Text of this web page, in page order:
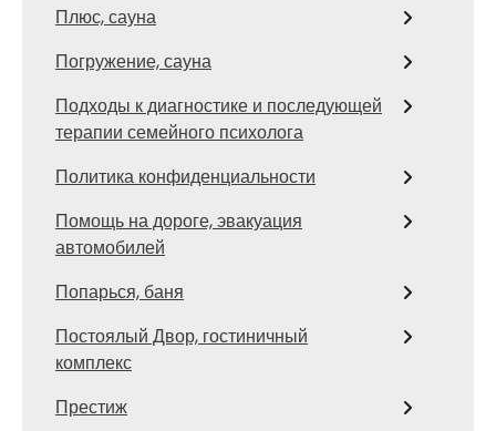
Плюс, сауна
Погружение, сауна
Подходы к диагностике и последующей
терапии семейного психолога
Политика конфиденциальности
Помощь на дороге, эвакуация
автомобилей
Попарься, баня
Постоялый Двор, гостиничный
комплекс
Престиж